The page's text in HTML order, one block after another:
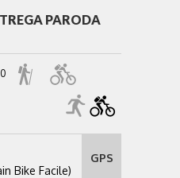
PARODA
Bike Facile)
GPS